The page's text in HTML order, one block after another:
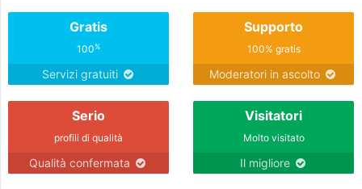
Gratis
100%
Servizi gratuiti
Supporto
100% gratis
Moderatori in ascolto
Serio
profili di qualità
Qualità confermata
Visitatori
Molto visitato
Il migliore